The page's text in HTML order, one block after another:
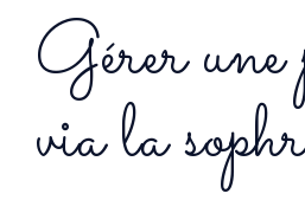
Gérer une
via la